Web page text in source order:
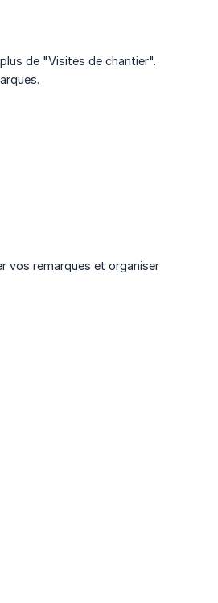
de "Visites de chantier".
vos remarques et organiser